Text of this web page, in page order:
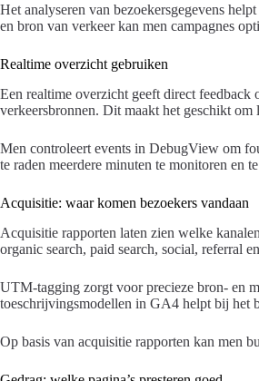
Het analyseren van bezoekersgegevens
en bron van verkeer kan men campagnes
Realtime overzicht gebruiken
Een realtime overzicht geeft direct feedback
verkeersbronnen. Dit maakt het geschikt
Men controleert events in DebugView om
te raden meerdere minuten te monitoren en
Acquisitie: waar komen bezoekers vandaan
Acquisitie rapporten laten zien welke
organic search, paid search, social, referral
UTM-tagging zorgt voor precieze bron- en
toeschrijvingsmodellen in GA4 helpt bij het
Op basis van acquisitie rapporten kan men